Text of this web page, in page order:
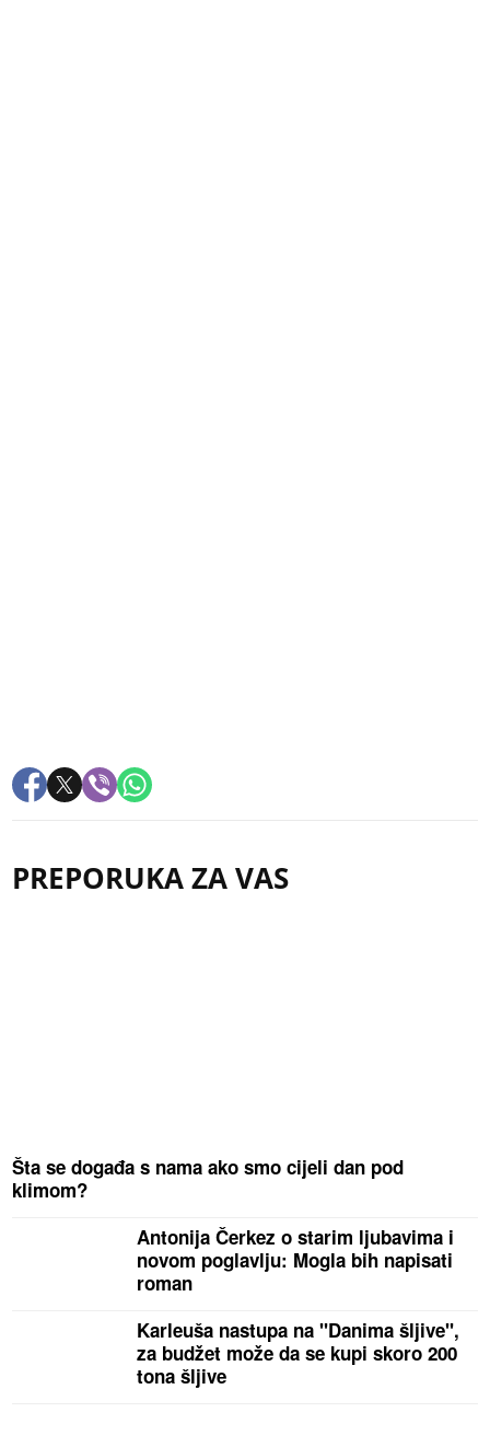
PREPORUKA ZA VAS
Šta se događa s nama ako smo cijeli dan pod
klimom?
Antonija Čerkez o starim ljubavima i
novom poglavlju: Mogla bih napisati
roman
Karleuša nastupa na "Danima šljive",
za budžet može da se kupi skoro 200
tona šljive